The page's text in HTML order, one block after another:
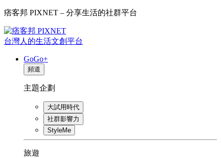
痞客邦 PIXNET – 分享生活的社群平台
台灣人的生活文創平台
GoGo+
頻道
主題企劃
大試用時代
社群影響力
StyleMe
旅遊